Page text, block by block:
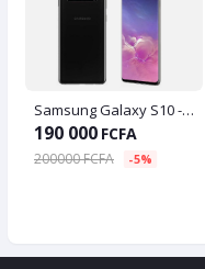
Samsung Galaxy S10 - 6.1" - 4G - 8RAM -128 Go - 16Mpx - 2xSIM
190 000 FCFA
200000 FCFA -5%